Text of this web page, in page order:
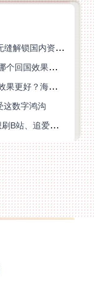
海外党必看：如何选对回国翻墙VPN，无缝解锁国内资源？
ChickCN VPN好用吗？和海牛VPN对比哪个回国效果更好？
ChickCN VPN和当归VPN对比哪个回国效果更好？海外党亲测后选了它
这数字鸿沟
Quickback和巨鲸好用吗？在海外深夜想刷B站、追爱奇艺的你，或许正需要这份答案